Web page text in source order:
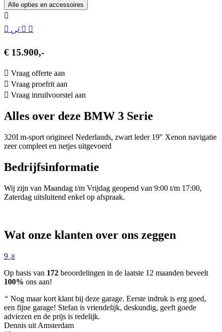
Alle opties en accessoires
€ 15.900,-
Vraag offerte aan
Vraag proefrit aan
Vraag inruilvoorstel aan
Alles over deze BMW 3 Serie
320I m-sport origineel Nederlands, zwart leder 19" Xenon navigatie
zeer compleet en netjes uitgevoerd
Bedrijfsinformatie
Wij zijn van Maandag t/m Vrijdag geopend van 9:00 t/m 17:00,
Zaterdag uitsluitend enkel op afspraak.
Wat onze klanten over ons zeggen
9 ,8
Op basis van 172 beoordelingen in de laatste 12 maanden beveelt
100% ons aan!
“ Nog maar kort klant bij deze garage. Eerste indruk is erg goed,
een fijne garage! Stefan is vriendelijk, deskundig, geeft goede
adviezen en de prijs is redelijk.
Dennis uit Amsterdam